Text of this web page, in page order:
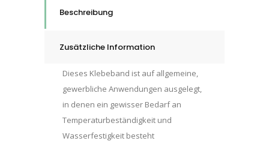
Beschreibung
Zusätzliche Information
Dieses Klebeband ist auf allgemeine,
gewerbliche Anwendungen ausgelegt,
in denen ein gewisser Bedarf an
Temperaturbeständigkeit und
Wasserfestigkeit besteht